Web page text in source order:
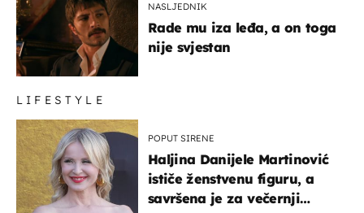
NASLJEDNIK
Rade mu iza leđa, a on toga
nije svjestan
LIFESTYLE
POPUT SIRENE
Haljina Danijele Martinović
ističe ženstvenu figuru, a
savršena je za večernji